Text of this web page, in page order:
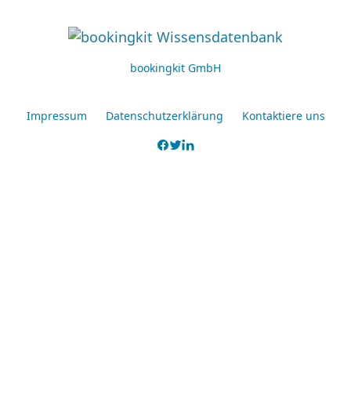
bookingkit GmbH
Impressum Datenschutzerklärung Kontaktiere uns